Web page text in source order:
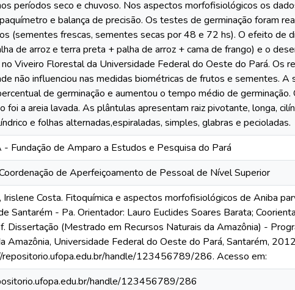
períodos seco e chuvoso. Nos aspectos morfofisiológicos os
e balança de precisão. Os testes de germinação foram
(sementes frescas, sementes secas por 48 e 72 hs). O efeito de
de arroz e terra preta + palha de arroz + cama de frango) e o
Viveiro Florestal da Universidade Federal do Oeste do Pará. Os
não influenciou nas medidas biométricas de frutos e sementes. A
de germinação e aumentou o tempo médio de
foi a areia lavada. As plântulas apresentam raiz pivotante, longa,
e folhas alternadas,espiraladas, simples, glabras e pecioladas.
- Fundação de Amparo a Estudos e Pesquisa do Pará
de Aperfeiçoamento de Pessoal de Nível Superior
Irislene Costa. Fitoquímica e aspectos morfofisiológicos de Aniba
Santarém - Pa. Orientador: Lauro Euclides Soares Barata;
Dissertação (Mestrado em Recursos Naturais da Amazônia) -
Amazônia, Universidade Federal do Oeste do Pará, Santarém,
handle/123456789/286. Acesso em:
handle/123456789/286